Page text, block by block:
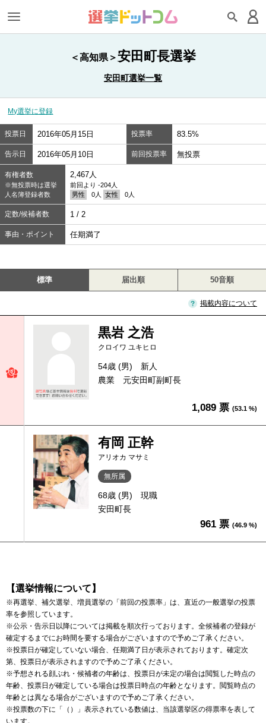
＜高知県＞安田町長選挙
安田町選挙一覧
My選挙に登録
投票日 2016年05月15日 投票率 83.5%
告示日 2016年05月10日 前回投票率 無投票
有権者数
※無投票時は選挙
人名簿登録者数
2,467人
前回より -204人
男性
0人 女性 0人
定数/候補者数 1 / 2
事由・ポイント 任期満了
標準 届出順 50音順
掲載内容について
黒岩 之浩
クロイワ ユキヒロ
54歳 (男)
新人
農業 元安田町副町長
1,089 票 (53.1 %)
有岡 正幹
アリオカ マサミ
無所属
68歳 (男)
現職
安田町長
961 票 (46.9 %)
【選挙情報について】
※再選挙、補欠選挙、増員選挙の「前回の投票率」は、直近の一般選挙の投票
率を参照しています。
※公示・告示日以降については掲載を順次行っております。全候補者の登録が
確定するまでにお時間を要する場合がございますので予めご了承ください。
※投票日が確定していない場合、任期満了日が表示されております。確定次
第、投票日が表示されますので予めご了承ください。
※予想される顔ぶれ・候補者の年齢は、投票日が未定の場合は閲覧した時点の
年齢、投票日が確定している場合は投票日時点の年齢となります。閲覧時点の
年齢とは異なる場合がございますので予めご了承ください。
※投票数の下に「（）」表示されている数値は、当該選挙区の得票率を表して
います。